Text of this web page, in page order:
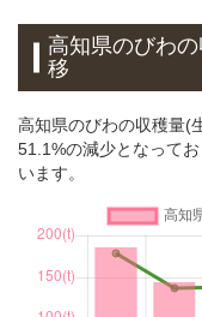
高知県のびわ
移
高知県のびわの収穫量(
51.1%の減少となって
います。